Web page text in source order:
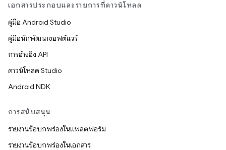
เอกสารประกอบและรายการที่ดาวน์โหลด
คู่มือ Android Studio
คู่มือนักพัฒนาซอฟต์แวร์
การอ้างอิง API
ดาวน์โหลด Studio
Android NDK
การสนับสนุน
รายงานข้อบกพร่องในแพลตฟอร์ม
รายงานข้อบกพร่องในเอกสาร